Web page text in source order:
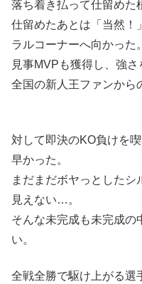
落ち着き払って仕留めた
仕留めたあとは「当然！
ラルコーナーへ向かった。
見事MVPも獲得し、強さ
全国の新人王ファンから
対して即決のKO負けを
早かった。
まだまだボヤっとした
見えない…。
そんな未完成も未完成の
い。
全戦全勝で駆け上がる選